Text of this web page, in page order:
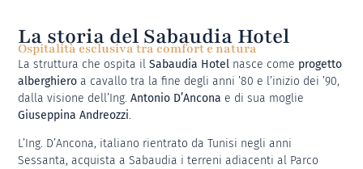
La storia del Sabaudia Hotel
Ospitalità esclusiva tra comfort e natura
La struttura che ospita ilSabaudia Hotel nasce come progetto
alberghiero a cavallo tra la fine degli anni ’80 e l’inizio dei ’90,
dalla visione dell’Ing.Antonio D’Ancona e di sua moglie
Giuseppina Andreozzi.
L’Ing. D’Ancona, italiano rientrato da Tunisi negli anni
Sessanta, acquista a Sabaudia i terreni adiacenti al Parco